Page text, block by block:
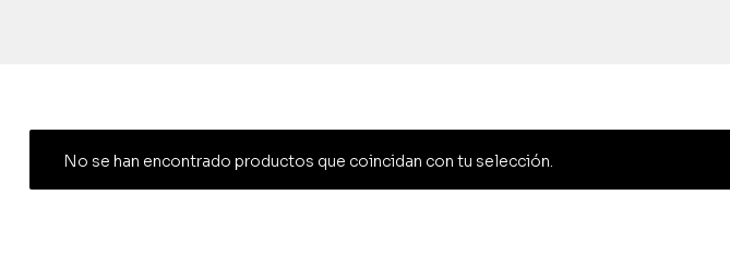
No se han encontrado productos que coincidan con tu selección.